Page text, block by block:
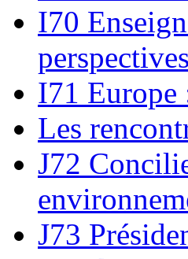
I70
perspectives
I71 Europe
Les
J72
J73